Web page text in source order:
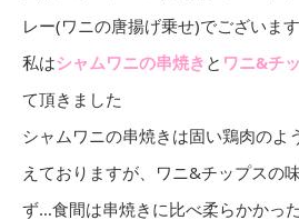
レー(ワニの唐揚げ乗せ)でございます
私はシャムワニの串焼き と ワニ&チ
て頂きました
シャムワニの串焼きは固い鶏肉のよ
えておりますが、ワニ&チップスの
ず…食間は串焼きに比べ柔らかかっ